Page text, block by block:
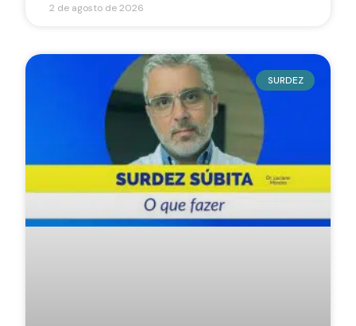
2 de agosto de 2026
SURDEZ